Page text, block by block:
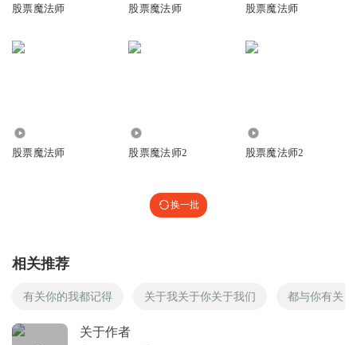
股票魔法师 股票魔法师 股票魔法师
股票魔法师 股票魔法师2 股票魔法师2
换一批
相关推荐
有关你的我都记得 关于我关于你关于我们 都与你有关日
关于作者